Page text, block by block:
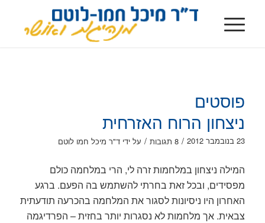
פוסטים
ניצחון הרוח האזרחית
23 בנובמבר 2012 / 8 תגובות / על ידי ד"ר מיכל חמו לוטם
המילה ניצחון במלחמות זרה לי, הרי במלחמה כולם
מפסידים, ובכל זאת בחרתי להשתמש בה הפעם. ברגע
האחרון היו ניסיונות לסגור את המלחמה בהכרעה תודעתית
צבאית. אך מלחמות לא נסגרות יותר בחזית – הפרדיגמה